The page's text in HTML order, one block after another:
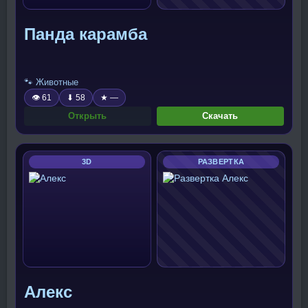
Панда карамба
🐾 Животные
👁 61 ⬇ 58 ★ —
Открыть Скачать
3D РАЗВЕРТКА
Алекс